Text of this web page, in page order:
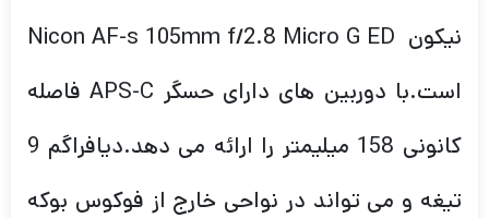
نیکون Nicon AF-s 105mm f/2.8 Micro G ED
است.با دوربین های دارای حسگر APS-C فاصله
کانونی 158 میلیمتر را ارائه می دهد.دیافراگم 9
تیغه و می تواند در نواحی خارج از فوکوس بوکه